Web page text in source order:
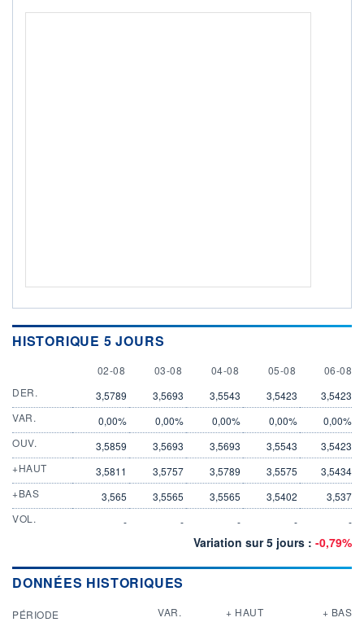
COTATION SPÉCIFIQUE
HISTORIQUE 5 JOURS
2 AUGUST
02-08 3 AUGUST
03-08 4 AUGUST
04-08 5 AUGUST
05-08 6
06-08
DER.
3,5789 3,5693 3,5543 3,5423
3,5423
VAR.
0,00% 0,00% 0,00% 0,00%
0,00%
OUV.
3,5859 3,5693 3,5693 3,5543
3,5423
+HAUT
3,5811 3,5757 3,5789 3,5575
3,5434
+BAS
3,565 3,5565 3,5565 3,5402
3,537
VOL.
- - - - -
Variation sur 5 jours : -0,79%
DONNÉES HISTORIQUES
PÉRIODE VAR. + HAUT + BAS